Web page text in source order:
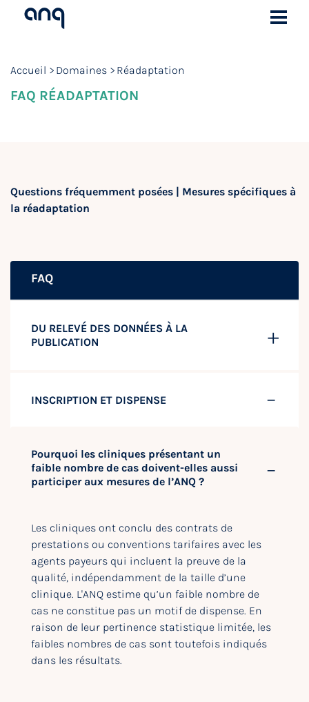
Accueil Domaines Réadaptation
FAQ RÉADAPTATION
Questions fréquemment posées | Mesures spécifiques à
la réadaptation
FAQ
DU RELEVÉ DES DONNÉES À LA
PUBLICATION
INSCRIPTION ET DISPENSE
Pourquoi les cliniques présentant un
faible nombre de cas doivent-elles aussi
participer aux mesures de l’ANQ ?
Les cliniques ont conclu des contrats de
prestations ou conventions tarifaires avec les
agents payeurs qui incluent la preuve de la
qualité, indépendamment de la taille d’une
clinique. L'ANQ estime qu’un faible nombre de
cas ne constitue pas un motif de dispense. En
raison de leur pertinence statistique limitée, les
faibles nombres de cas sont toutefois indiqués
dans les résultats.